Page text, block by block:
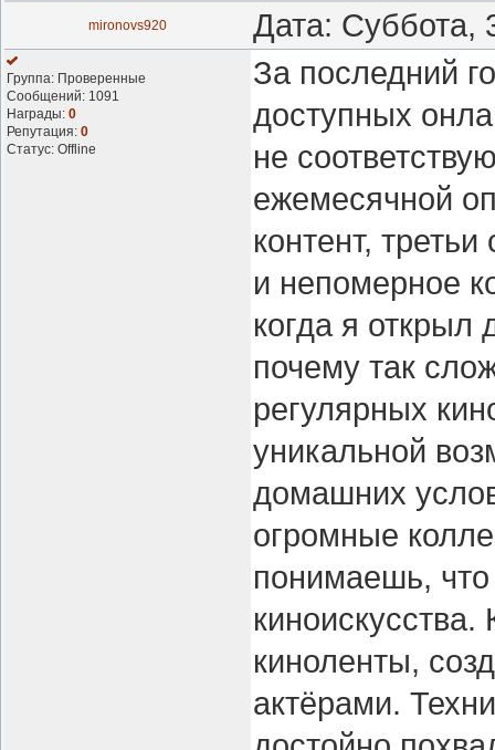
mironovs920 Дата: Суббота,
Группа: Проверенные
Сообщений: 1091
Награды: 0
Репутация: 0
Статус: Offline
За последний
доступных
не
ежемесячной
контент,
и непомерное
когда я
почему так
регулярных
уникальной
домашних
огромные
понимаешь,
киноленты,
актёрами.